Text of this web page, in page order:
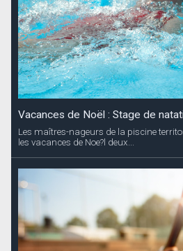
Vacances de Noël : Stage de
Les maîtres-nageurs de la piscine
les vacances de Noe?l deux...